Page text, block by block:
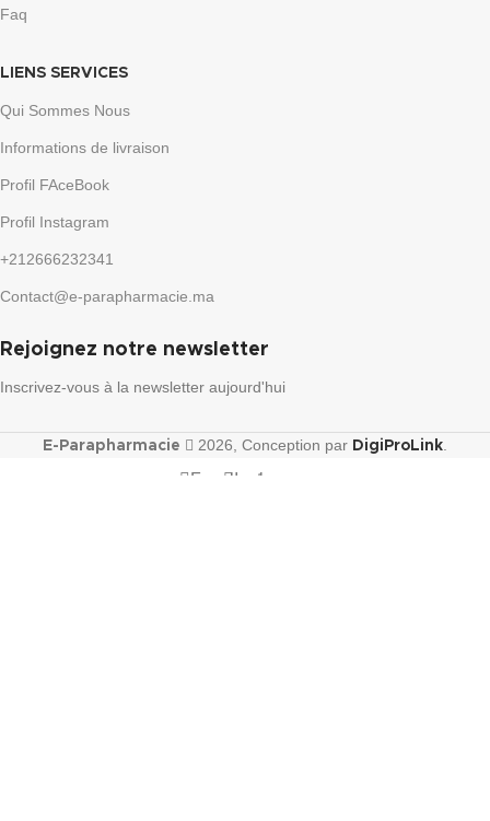
Faq
LIENS SERVICES
Qui Sommes Nous
Informations de livraison
Profil FAceBook
Profil Instagram
+212666232341
Contact@e-parapharmacie.ma
Rejoignez notre newsletter
Inscrivez-vous à la newsletter aujourd'hui
E-Parapharmacie 2026, Conception par DigiProLink
FacebookInstagram